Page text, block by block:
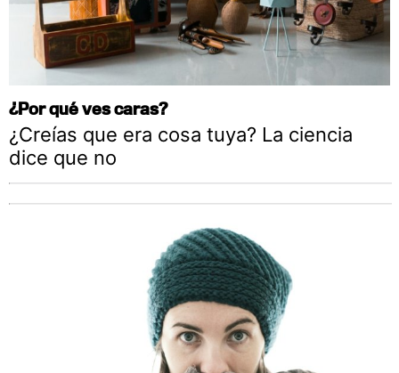
¿Por qué ves caras?
¿Creías que era cosa tuya? La ciencia
dice que no